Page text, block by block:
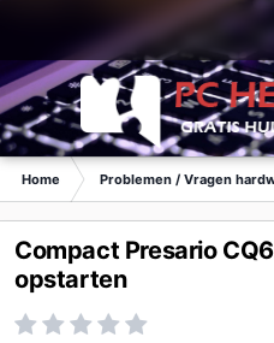
Home Problemen / Vragen
Compact Presario
opstarten